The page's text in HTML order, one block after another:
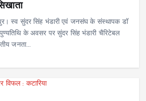
स्व सुंदर सिंह भंडारी एवं जनसंघ के संस्थापक डॉ
पुण्यतिथि के अवसर पर सुंदर सिंह भंडारी चैरिटेबल
जनता…